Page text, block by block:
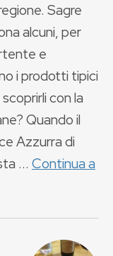
Sagre
alcuni, per
e
i prodotti tipici
con la
Quando il
Azzurra di
... Continua a